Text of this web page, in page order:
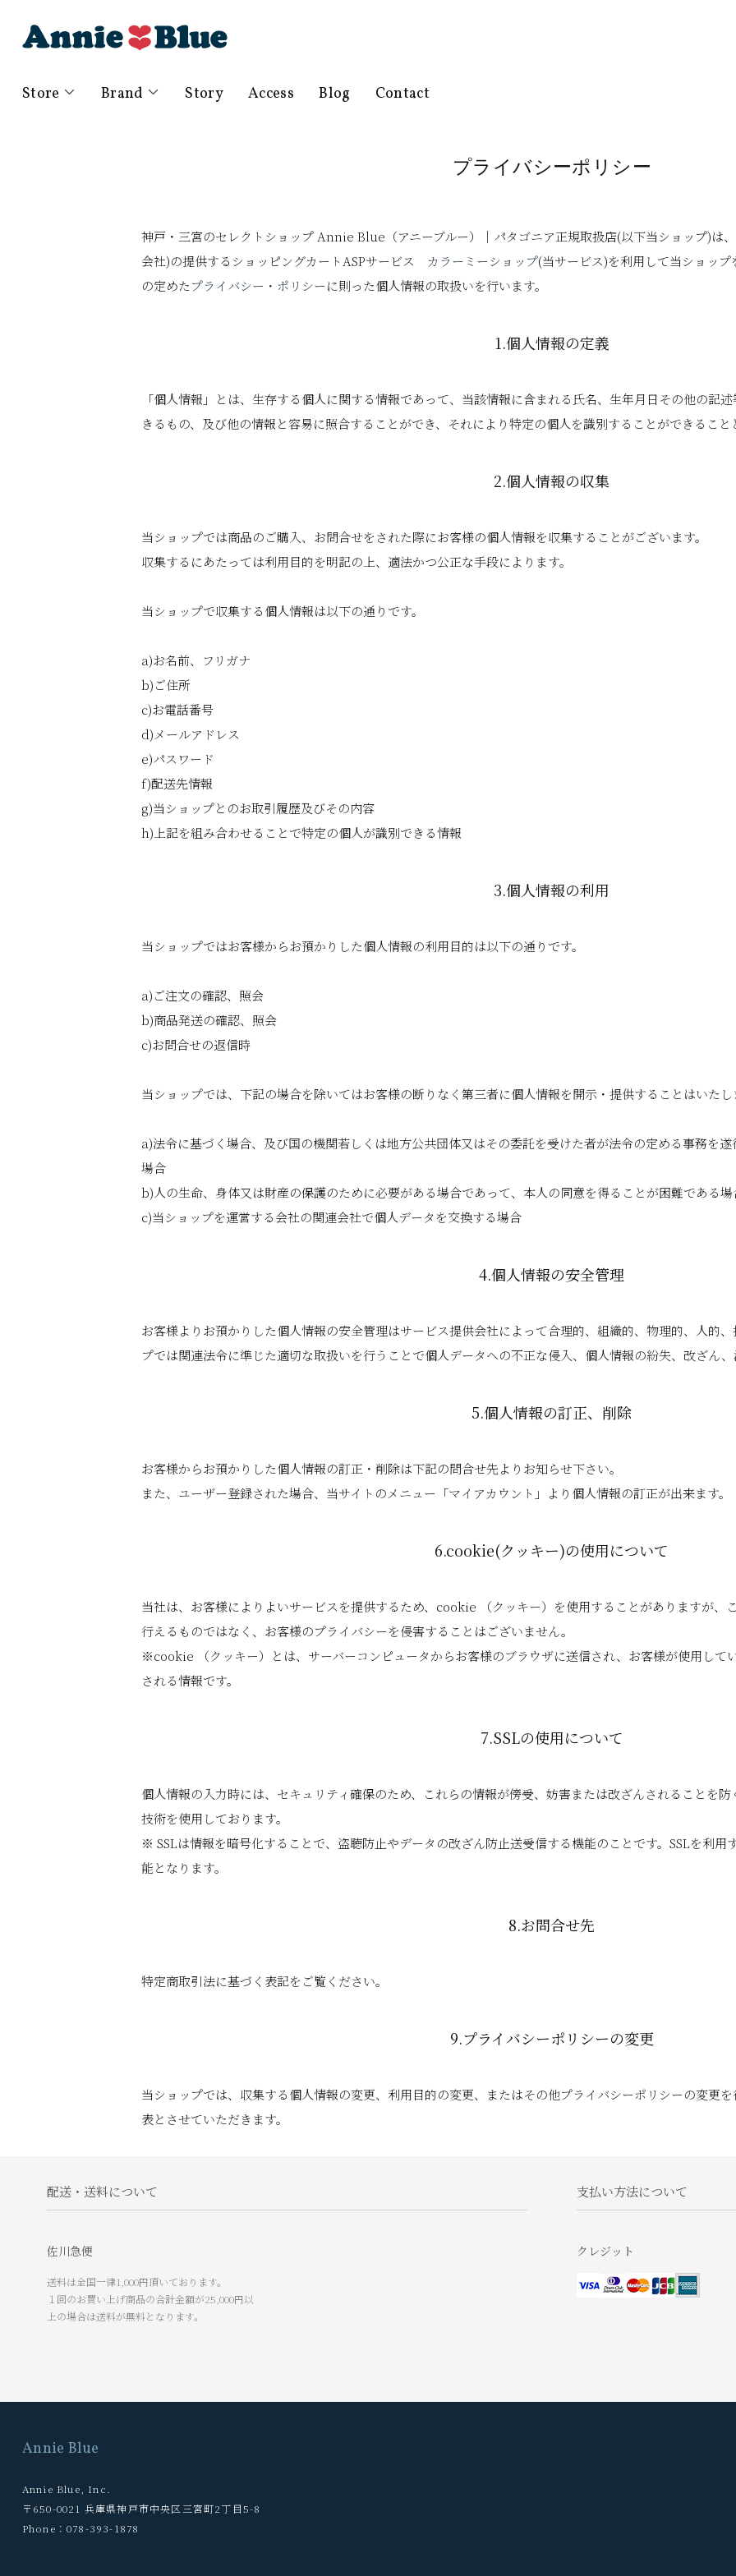
Store Brand Story Access Blog Contact
プライバシーポリシー
神戸・三宮のセレクトショップ Annie Blue（アニーブルー）｜パタゴニア正規取扱店(以下当ショップ)は、
会社)の提供するショッピングカートASPサービス カラーミーショップ(当サービス)を利用して当ショッ
の定めたプライバシー・ポリシーに則った個人情報の取扱いを行います。
1.個人情報の定義
「個人情報」とは、生存する個人に関する情報であって、当該情報に含まれる氏名、生年月日その他の記
きるもの、及び他の情報と容易に照合することができ、それにより特定の個人を識別することができるこ
2.個人情報の収集
当ショップでは商品のご購入、お問合せをされた際にお客様の個人情報を収集することがございます。
収集するにあたっては利用目的を明記の上、適法かつ公正な手段によります。
当ショップで収集する個人情報は以下の通りです。
a)お名前、フリガナ
b)ご住所
c)お電話番号
d)メールアドレス
e)パスワード
f)配送先情報
g)当ショップとのお取引履歴及びその内容
h)上記を組み合わせることで特定の個人が識別できる情報
3.個人情報の利用
当ショップではお客様からお預かりした個人情報の利用目的は以下の通りです。
a)ご注文の確認、照会
b)商品発送の確認、照会
c)お問合せの返信時
当ショップでは、下記の場合を除いてはお客様の断りなく第三者に個人情報を開示・提供することはいた
a)法令に基づく場合、及び国の機関若しくは地方公共団体又はその委託を受けた者が法令の定める事務を
場合
b)人の生命、身体又は財産の保護のために必要がある場合であって、本人の同意を得ることが困難である場
c)当ショップを運営する会社の関連会社で個人データを交換する場合
4.個人情報の安全管理
お客様よりお預かりした個人情報の安全管理はサービス提供会社によって合理的、組織的、物理的、人的
プでは関連法令に準じた適切な取扱いを行うことで個人データへの不正な侵入、個人情報の紛失、改ざん
5.個人情報の訂正、削除
お客様からお預かりした個人情報の訂正・削除は下記の問合せ先よりお知らせ下さい。
また、ユーザー登録された場合、当サイトのメニュー「マイアカウント」より個人情報の訂正が出来ます。
6.cookie(クッキー)の使用について
当社は、お客様によりよいサービスを提供するため、cookie （クッキー）を使用することがありますが、
行えるものではなく、お客様のプライバシーを侵害することはございません。
※cookie （クッキー）とは、サーバーコンピュータからお客様のブラウザに送信され、お客様が使用して
される情報です。
7.SSLの使用について
個人情報の入力時には、セキュリティ確保のため、これらの情報が傍受、妨害または改ざんされることを
技術を使用しております。
※ SSLは情報を暗号化することで、盗聴防止やデータの改ざん防止送受信する機能のことです。SSLを利
能となります。
8.お問合せ先
特定商取引法に基づく表記をご覧ください。
9.プライバシーポリシーの変更
当ショップでは、収集する個人情報の変更、利用目的の変更、またはその他プライバシーポリシーの変更
表とさせていただきます。
配送・送料について
佐川急便
送料は全国一律1,000円頂いております。
１回のお買い上げ商品の合計金額が25,000円以
上の場合は送料が無料となります。
支払い方法について
クレジット
Annie Blue
Annie Blue, Inc.
〒650-0021 兵庫県神戸市中央区三宮町2丁目5-8
Phone：078-393-1878